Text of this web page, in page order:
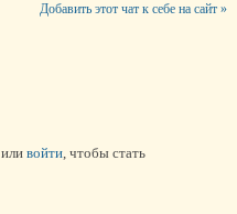
Добавить этот чат к себе на сайт »
или войти, чтобы стать